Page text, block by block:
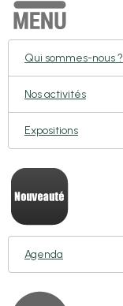
Qui sommes-nous ?
Nos activités
Expositions
Agenda